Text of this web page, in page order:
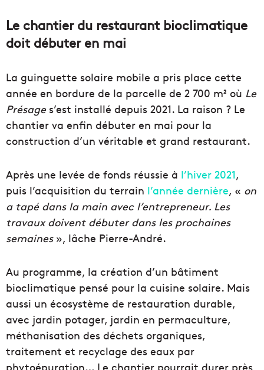
Le chantier du restaurant bioclimatique
doit débuter en mai
La guinguette solaire mobile a pris place cette
année en bordure de la parcelle de 2 700 m² où Le
Présages’est installé depuis 2021. La raison ? Le
chantier va enfin débuter en mai pour la
construction d’un véritable et grand restaurant.
Après une levée de fonds réussie à l’hiver 2021,
puis l’acquisition du terrain l’année dernière, « on
a tapé dans la main avec l’entrepreneur. Les
travaux doivent débuter dans les prochaines
semaines», lâche Pierre-André.
Au programme, la création d’un bâtiment
bioclimatique pensé pour la cuisine solaire. Mais
aussi un écosystème de restauration durable,
avec jardin potager, jardin en permaculture,
méthanisation des déchets organiques,
traitement et recyclage des eaux par
phytoépuration… Le chantier pourrait durer près